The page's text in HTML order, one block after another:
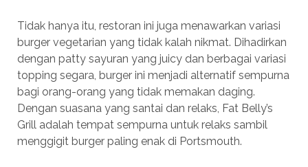
Tidak hanya itu, restoran ini juga menawarkan variasi
burger vegetarian yang tidak kalah nikmat. Dihadirkan
dengan patty sayuran yang juicy dan berbagai variasi
topping segara, burger ini menjadi alternatif sempurna
bagi orang-orang yang tidak memakan daging.
Dengan suasana yang santai dan relaks, Fat Belly’s
Grill adalah tempat sempurna untuk relaks sambil
menggigit burger paling enak di Portsmouth.